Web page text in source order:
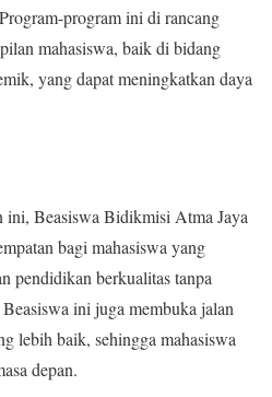
program ini di rancang
mahasiswa, baik di bidang
yang dapat meningkatkan daya
ini, Beasiswa Bidikmisi Atma Jaya
bagi mahasiswa yang
pendidikan berkualitas tanpa
ini juga membuka jalan
lebih baik, sehingga mahasiswa
depan.